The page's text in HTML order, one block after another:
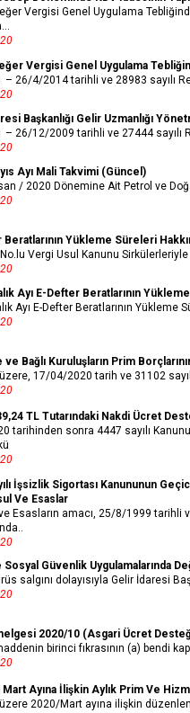
Vergisi Genel Uygulama
Vergisi Genel Uygulama
– 26/4/2014 tarihli ve 28983 sayılı
Başkanlığı Gelir Uzmanlığı
– 26/12/2009 tarihli ve 27444 sayılı
Ayı Mali Takvimi (Güncel)
/ 2020 Dönemine Ait Petrol ve
Yükleme Süreleri
No.lu Vergi Usul Kanunu
Ayı E-Defter Beratlarının
Ayı E-Defter Beratlarının Yükleme
ve Bağlı Kuruluşların Prim
17/04/2020 tarih ve 31102
TL Tutarındaki Nakdi Ücret
tarihinden sonra 4447 sayılı
İşsizlik Sigortası Kanununun
Ve Esaslar
Esasların amacı, 25/8/1999 tarihli
Sosyal Güvenlik Uygulamalarında
salgını dolayısıyla Gelir İdaresi
2020/10 (Asgari Ücret
birinci fıkrasının (a) bendi
Mart Ayına İlişkin Aylık Prim Ve
2020/Mart ayına ilişkin